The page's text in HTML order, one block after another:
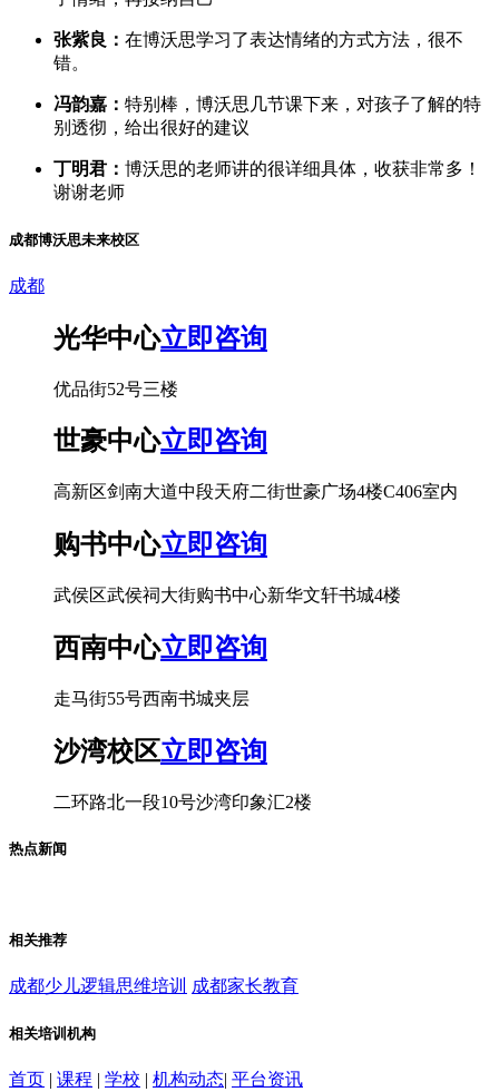
张紫良： 在博沃思学习了表达情绪的方式方法，很不
错。
冯韵嘉： 特别棒，博沃思几节课下来，对孩子了解的特
别透彻，给出很好的建议
丁明君： 博沃思的老师讲的很详细具体，收获非常多！
谢谢老师
成都博沃思未来校区
成都
光华中心立即咨询
优品街52号三楼
世豪中心立即咨询
高新区剑南大道中段天府二街世豪广场4楼C406室内
购书中心立即咨询
武侯区武侯祠大街购书中心新华文轩书城4楼
西南中心立即咨询
走马街55号西南书城夹层
沙湾校区立即咨询
二环路北一段10号沙湾印象汇2楼
热点新闻
相关推荐
成都少儿逻辑思维培训 成都家长教育
相关培训机构
首页 | 课程 | 学校 | 机构动态| 平台资讯